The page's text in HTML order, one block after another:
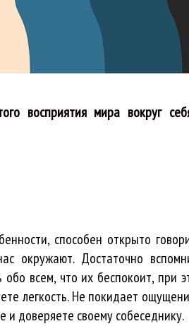
восприятия мира вокруг
способен открыто
окружают. Достаточно
всем, что их беспокоит, при
легкость. Не покидает
и доверяете своему собеседнику.